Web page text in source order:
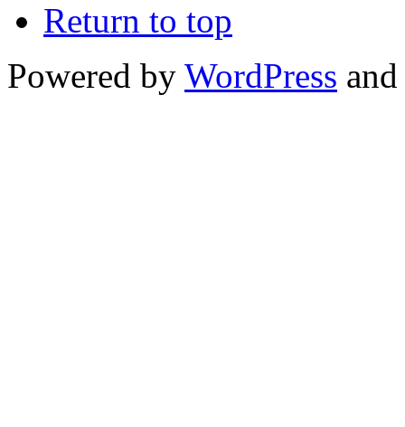
Return to top
Powered by WordPress